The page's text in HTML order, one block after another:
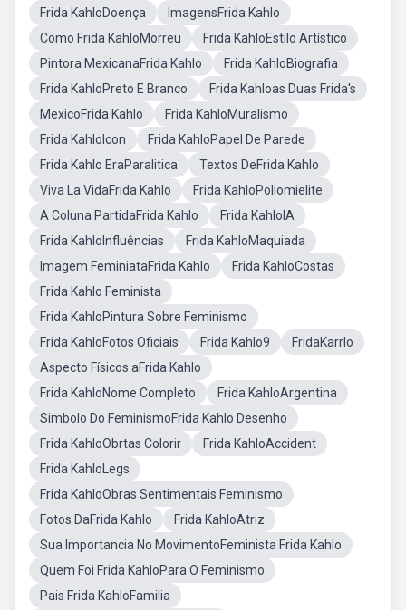
Frida KahloDoença
ImagensFrida Kahlo
Como Frida KahloMorreu
Frida KahloEstilo Artístico
Pintora MexicanaFrida Kahlo
Frida KahloBiografia
Frida KahloPreto E Branco
Frida Kahloas Duas Frida's
MexicoFrida Kahlo
Frida KahloMuralismo
Frida KahloIcon
Frida KahloPapel De Parede
Frida Kahlo EraParalitica
Textos DeFrida Kahlo
Viva La VidaFrida Kahlo
Frida KahloPoliomielite
A Coluna PartidaFrida Kahlo
Frida KahloIA
Frida KahloInfluências
Frida KahloMaquiada
Imagem FeminiataFrida Kahlo
Frida KahloCostas
Frida Kahlo Feminista
Frida KahloPintura Sobre Feminismo
Frida KahloFotos Oficiais
Frida Kahlo9
FridaKarrlo
Aspecto Físicos aFrida Kahlo
Frida KahloNome Completo
Frida KahloArgentina
Simbolo Do FeminismoFrida Kahlo Desenho
Frida KahloObrtas Colorir
Frida KahloAccident
Frida KahloLegs
Frida KahloObras Sentimentais Feminismo
Fotos DaFrida Kahlo
Frida KahloAtriz
Sua Importancia No MovimentoFeminista Frida Kahlo
Quem Foi Frida KahloPara O Feminismo
Pais Frida KahloFamilia